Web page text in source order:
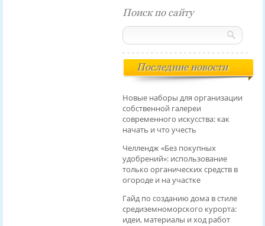
Поиск по сайту
Последние новости
Новые наборы для организации
собственной галереи
современного искусства: как
начать и что учесть
Челлендж «Без покупных
удобрений»: использование
только органических средств в
огороде и на участке
Гайд по созданию дома в стиле
средиземноморского курорта:
идеи, материалы и ход работ